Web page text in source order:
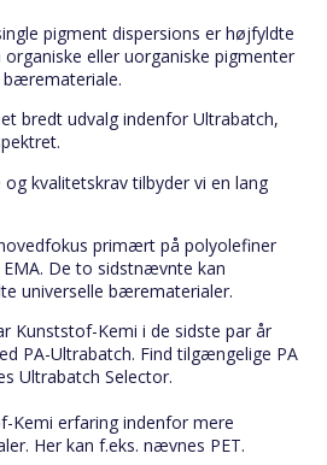
pigment dispersions er højfyldte
eller uorganiske pigmenter
bæremateriale.
bredt udvalg indenfor Ultrabatch,
kvalitetskrav tilbyder vi en lang
primært på polyolefiner
EMA. De to sidstnævnte kan
universelle bærematerialer.
Kunststof-Kemi i de sidste par år
PA-Ultrabatch. Find tilgængelige PA
Ultrabatch Selector.
Kemi erfaring indenfor mere
Her kan f.eks. nævnes PET.